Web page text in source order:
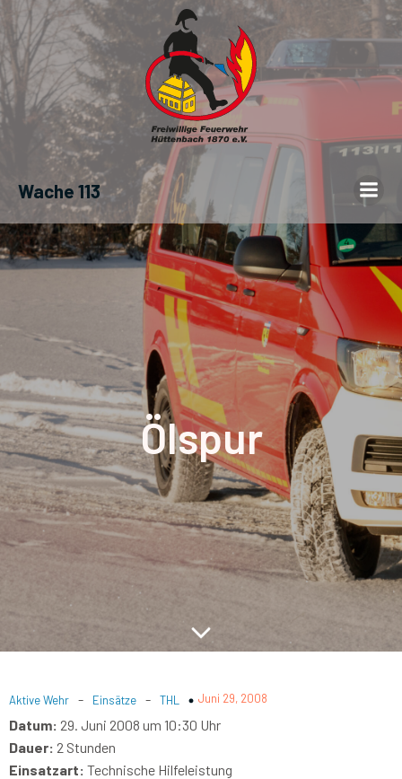
Wache 113
Ölspur
Aktive Wehr - Einsätze - THL Juni 29, 2008
Datum: 29. Juni 2008 um 10:30 Uhr
Dauer: 2 Stunden
Einsatzart: Technische Hilfeleistung